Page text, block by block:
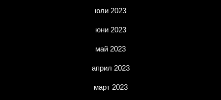
юли 2023
юни 2023
май 2023
април 2023
март 2023